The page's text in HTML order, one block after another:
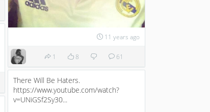
11 years ago
1 8 61
There Will Be Haters.
https://www.youtube.com/watch?
v=UNiGSf2Sy30...